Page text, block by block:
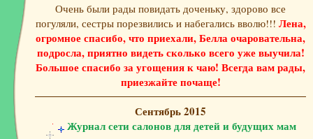
Очень были рады повидать доченьку, здорово все
погуляли, сестры порезвились и набегались вволю!!! Лена,
огромное спасибо, что приехали, Белла очаровательна,
подросла, приятно видеть сколько всего уже выучила!
Большое спасибо за угощения к чаю! Всегда вам рады,
приезжайте почаще!
Сентябрь 2015
Журнал сети салонов для детей и будущих мам